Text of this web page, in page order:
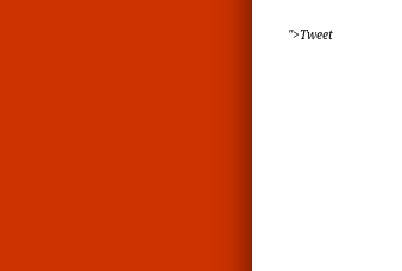
">Tweet